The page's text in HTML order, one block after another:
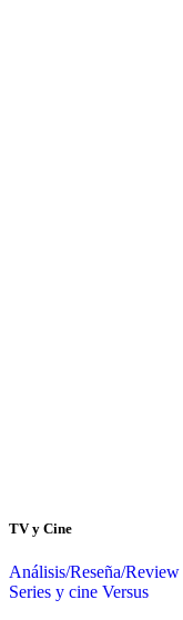
TV y Cine
Análisis/Reseña/Review
Series y cine Versus